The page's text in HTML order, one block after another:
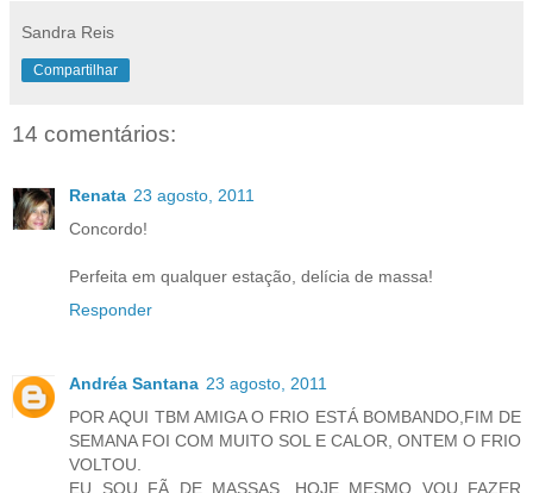
Sandra Reis
Compartilhar
14 comentários:
Renata 23 agosto, 2011
Concordo!
Perfeita em qualquer estação, delícia de massa!
Responder
Andréa Santana 23 agosto, 2011
POR AQUI TBM AMIGA O FRIO ESTÁ BOMBANDO,FIM DE
SEMANA FOI COM MUITO SOL E CALOR, ONTEM O FRIO
VOLTOU.
EU SOU FÃ DE MASSAS, HOJE MESMO VOU FAZER